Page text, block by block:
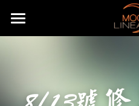
主頁
五大職業介紹
武器防具介紹